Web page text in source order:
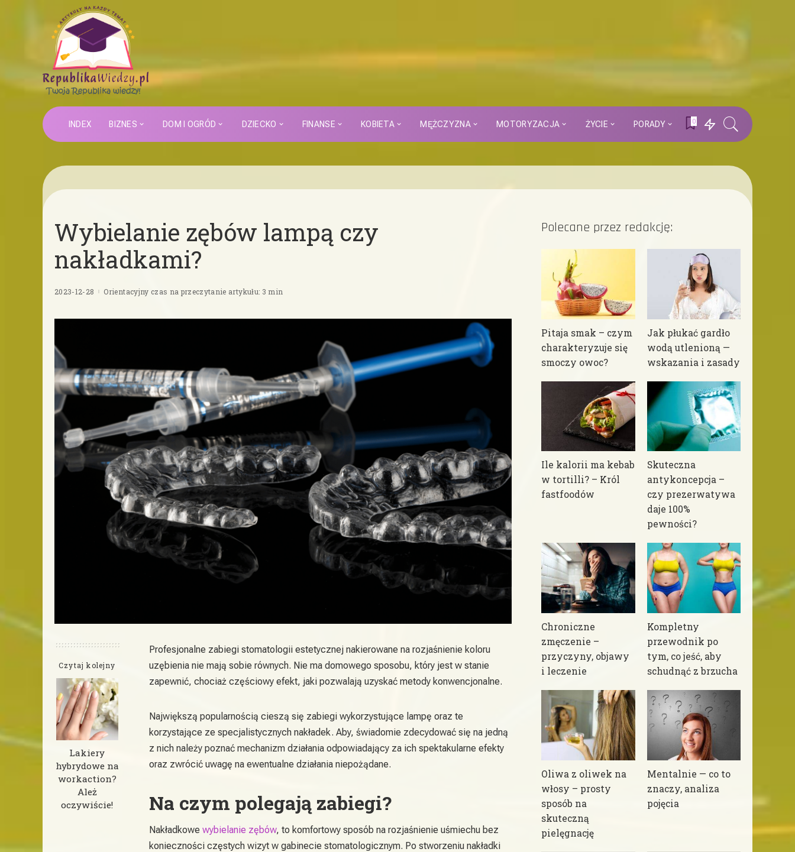
INDEX BIZNES DOM I OGRÓD DZIECKO FINANSE KOBIETA MĘŻCZYZNA MOTORYZACJA ŻYCIE PORADY 0
Wybielanie zębów lampą czy
nakładkami?
2023-12-28 Orientacyjny czas na przeczytanie artykułu: 3 min
Czytaj kolejny
Lakiery
hybrydowe na
workaction?
Ależ
oczywiście!
Profesjonalne zabiegi stomatologii estetycznej nakierowane na rozjaśnienie koloru
uzębienia nie mają sobie równych. Nie ma domowego sposobu, który jest w stanie
zapewnić, chociaż częściowy efekt, jaki pozwalają uzyskać metody konwencjonalne.
Największą popularnością cieszą się zabiegi wykorzystujące lampę oraz te
korzystające ze specjalistycznych nakładek. Aby, świadomie zdecydować się na jedną
z nich należy poznać mechanizm działania odpowiadający za ich spektakularne efekty
oraz zwrócić uwagę na ewentualne działania niepożądane.
Na czym polegają zabiegi?
Nakładkowe wybielanie zębów, to komfortowy sposób na rozjaśnienie uśmiechu bez
konieczności częstych wizyt w gabinecie stomatologicznym. Po stworzeniu nakładki
Polecane przez redakcję:
Pitaja smak – czym
charakteryzuje się
smoczy owoc?
Jak płukać gardło
wodą utlenioną —
wskazania i zasady
Ile kalorii ma kebab
w tortilli? – Król
fastfoodów
Skuteczna
antykoncepcja –
czy prezerwatywa
daje 100%
pewności?
Chroniczne
zmęczenie –
przyczyny, objawy
i leczenie
Kompletny
przewodnik po
tym, co jeść, aby
schudnąć z brzucha
Oliwa z oliwek na
włosy – prosty
sposób na
skuteczną
pielęgnację
Mentalnie — co to
znaczy, analiza
pojęcia